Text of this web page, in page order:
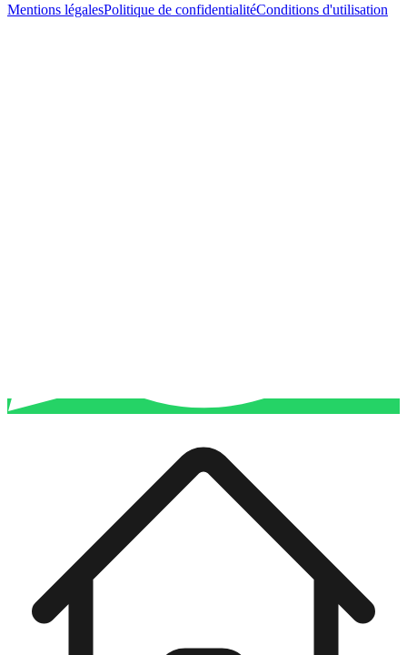
Mentions légalesPolitique de confidentialitéConditions d'utilisation